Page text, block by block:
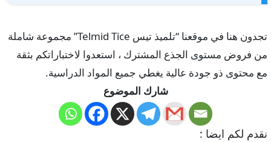
تجدون هنا في موقعنا “تلميذ تيس Telmid Tice” مجموعة شاملة
من فروض مستوى الجذع المشترك ، استعدوا لاختباراتكم بثقة
مع محتوى ذو جودة عالية يغطي جميع المواد الدراسية.
شارك الموضوع
نقدم لكم ايضا :